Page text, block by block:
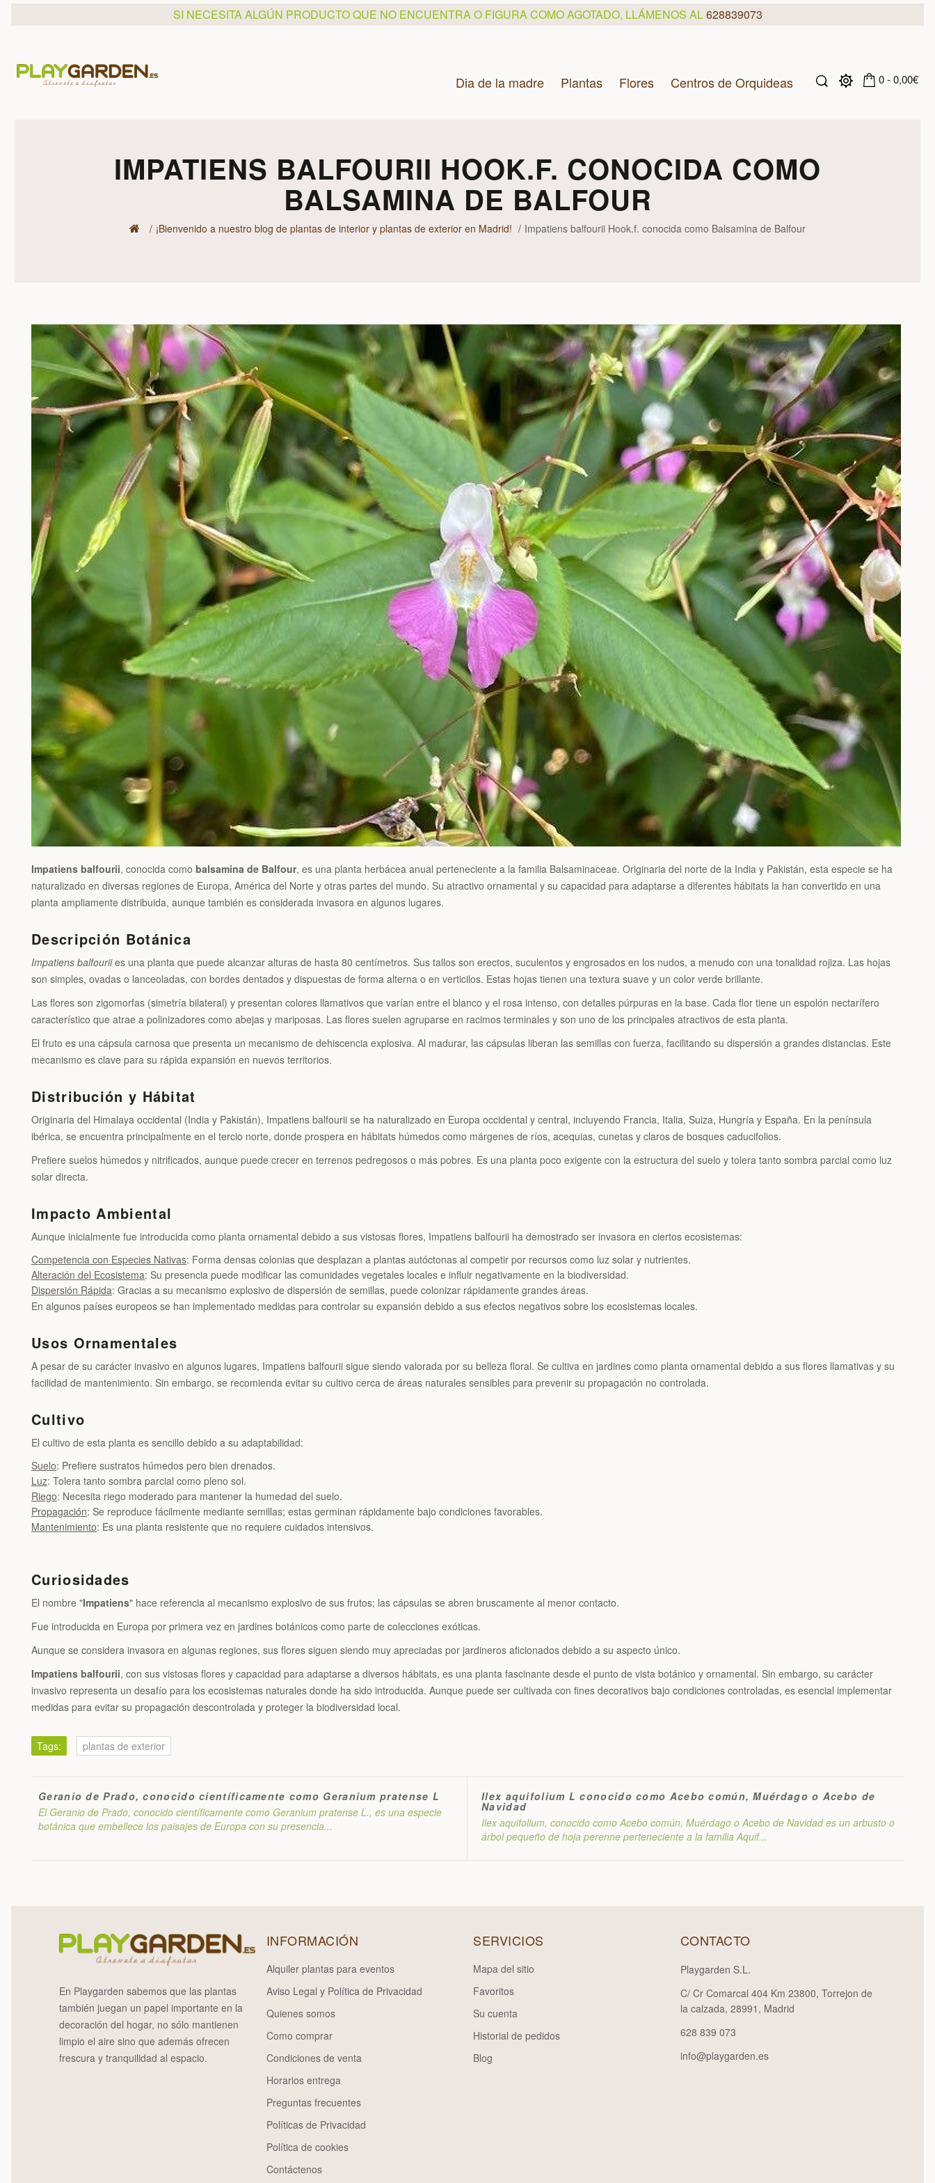
SI NECESITA ALGÚN PRODUCTO QUE NO ENCUENTRA O FIGURA COMO AGOTADO, LLÁMENOS AL628839073
Dia de la madre Plantas Flores Centros de Orquideas 0 - 0,00€
IMPATIENS BALFOURII HOOK.F. CONOCIDA COMO
BALSAMINA DE BALFOUR
¡Bienvenido a nuestro blog de plantas de interior y plantas de exterior en Madrid! Impatiens balfourii Hook.f. conocida como Balsamina de Balfour
Impatiens balfourii, conocida como balsamina de Balfour, es una planta herbácea anual perteneciente a la familia Balsaminaceae. Originaria del norte de la India y Pakistán, esta especie se ha
naturalizado en diversas regiones de Europa, América del Norte y otras partes del mundo. Su atractivo ornamental y su capacidad para adaptarse a diferentes hábitats la han convertido en una
planta ampliamente distribuida, aunque también es considerada invasora en algunos lugares.
Descripción Botánica
Impatiens balfouriies una planta que puede alcanzar alturas de hasta 80 centímetros. Sus tallos son erectos, suculentos y engrosados en los nudos, a menudo con una tonalidad rojiza. Las hojas
son simples, ovadas o lanceoladas, con bordes dentados y dispuestas de forma alterna o en verticilos. Estas hojas tienen una textura suave y un color verde brillante.
Las flores son zigomorfas (simetría bilateral) y presentan colores llamativos que varían entre el blanco y el rosa intenso, con detalles púrpuras en la base. Cada flor tiene un espolón nectarífero
característico que atrae a polinizadores como abejas y mariposas. Las flores suelen agruparse en racimos terminales y son uno de los principales atractivos de esta planta.
El fruto es una cápsula carnosa que presenta un mecanismo de dehiscencia explosiva. Al madurar, las cápsulas liberan las semillas con fuerza, facilitando su dispersión a grandes distancias. Este
mecanismo es clave para su rápida expansión en nuevos territorios.
Distribución y Hábitat
Originaria del Himalaya occidental (India y Pakistán), Impatiens balfourii se ha naturalizado en Europa occidental y central, incluyendo Francia, Italia, Suiza, Hungría y España. En la península
ibérica, se encuentra principalmente en el tercio norte, donde prospera en hábitats húmedos como márgenes de ríos, acequias, cunetas y claros de bosques caducifolios.
Prefiere suelos húmedos y nitrificados, aunque puede crecer en terrenos pedregosos o más pobres. Es una planta poco exigente con la estructura del suelo y tolera tanto sombra parcial como luz
solar directa.
Impacto Ambiental
Aunque inicialmente fue introducida como planta ornamental debido a sus vistosas flores, Impatiens balfourii ha demostrado ser invasora en ciertos ecosistemas:
Competencia con Especies Nativas: Forma densas colonias que desplazan a plantas autóctonas al competir por recursos como luz solar y nutrientes.
Alteración del Ecosistema: Su presencia puede modificar las comunidades vegetales locales e influir negativamente en la biodiversidad.
Dispersión Rápida: Gracias a su mecanismo explosivo de dispersión de semillas, puede colonizar rápidamente grandes áreas.
En algunos países europeos se han implementado medidas para controlar su expansión debido a sus efectos negativos sobre los ecosistemas locales.
Usos Ornamentales
A pesar de su carácter invasivo en algunos lugares, Impatiens balfourii sigue siendo valorada por su belleza floral. Se cultiva en jardines como planta ornamental debido a sus flores llamativas y su
facilidad de mantenimiento. Sin embargo, se recomienda evitar su cultivo cerca de áreas naturales sensibles para prevenir su propagación no controlada.
Cultivo
El cultivo de esta planta es sencillo debido a su adaptabilidad:
Suelo: Prefiere sustratos húmedos pero bien drenados.
Luz: Tolera tanto sombra parcial como pleno sol.
Riego: Necesita riego moderado para mantener la humedad del suelo.
Propagación: Se reproduce fácilmente mediante semillas; estas germinan rápidamente bajo condiciones favorables.
Mantenimiento: Es una planta resistente que no requiere cuidados intensivos.
Curiosidades
El nombre "Impatiens" hace referencia al mecanismo explosivo de sus frutos; las cápsulas se abren bruscamente al menor contacto.
Fue introducida en Europa por primera vez en jardines botánicos como parte de colecciones exóticas.
Aunque se considera invasora en algunas regiones, sus flores siguen siendo muy apreciadas por jardineros aficionados debido a su aspecto único.
Impatiens balfourii, con sus vistosas flores y capacidad para adaptarse a diversos hábitats, es una planta fascinante desde el punto de vista botánico y ornamental. Sin embargo, su carácter
invasivo representa un desafío para los ecosistemas naturales donde ha sido introducida. Aunque puede ser cultivada con fines decorativos bajo condiciones controladas, es esencial implementar
medidas para evitar su propagación descontrolada y proteger la biodiversidad local.
Tags: plantas de exterior
Geranio de Prado, conocido científicamente como Geranium pratense L
El Geranio de Prado, conocido científicamente como Geranium pratense L., es una especie
botánica que embellece los paisajes de Europa con su presencia...
Ilex aquifolium L conocido como Acebo común, Muérdago o Acebo de
Navidad
Ilex aquifolium, conocido como Acebo común, Muérdago o Acebo de Navidad es un arbusto o
árbol pequeño de hoja perenne perteneciente a la familia Aquif...
En Playgarden sabemos que las plantas
también juegan un papel importante en la
decoración del hogar, no sólo mantienen
limpio el aire sino que además ofrecen
frescura y tranquilidad al espacio.
INFORMACIÓN
Alquiler plantas para eventos
Aviso Legal y Política de Privacidad
Quienes somos
Como comprar
Condiciones de venta
Horarios entrega
Preguntas frecuentes
Políticas de Privacidad
Política de cookies
Contáctenos
SERVICIOS
Mapa del sitio
Favoritos
Su cuenta
Historial de pedidos
Blog
CONTACTO
Playgarden S.L.
C/ Cr Comarcal 404 Km 23800, Torrejon de
la calzada, 28991, Madrid
628 839 073
info@playgarden.es